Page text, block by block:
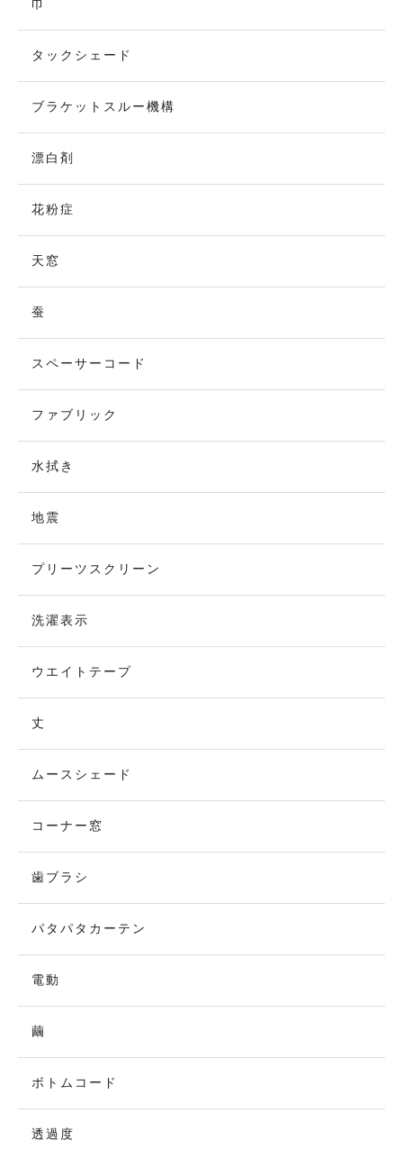
巾
タックシェード
ブラケットスルー機構
漂白剤
花粉症
天窓
蚕
スペーサーコード
ファブリック
水拭き
地震
プリーツスクリーン
洗濯表示
ウエイトテープ
丈
ムースシェード
コーナー窓
歯ブラシ
パタパタカーテン
電動
繭
ボトムコード
透過度